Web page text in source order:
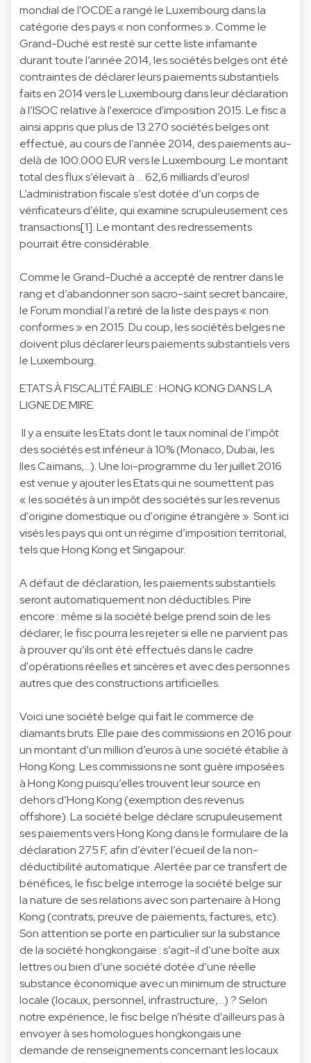
mondial de l'OCDE a rangé le Luxembourg dans la
catégorie des pays « non conformes ». Comme le
Grand-Duché est resté sur cette liste infamante
durant toute l’année 2014, les sociétés belges ont été
contraintes de déclarer leurs paiements substantiels
faits en 2014 vers le Luxembourg dans leur déclaration
à l’ISOC relative à l'exercice d'imposition 2015. Le fisc a
ainsi appris que plus de 13.270 sociétés belges ont
effectué, au cours de l’année 2014, des paiements au-
delà de 100.000 EUR vers le Luxembourg. Le montant
total des flux s’élevait à … 62,6 milliards d’euros!
L’administration fiscale s’est dotée d’un corps de
vérificateurs d’élite, qui examine scrupuleusement ces
transactions[1]. Le montant des redressements
pourrait être considérable.
Comme le Grand-Duché a accepté de rentrer dans le
rang et d’abandonner son sacro-saint secret bancaire,
le Forum mondial l’a retiré de la liste des pays « non
conformes » en 2015. Du coup, les sociétés belges ne
doivent plus déclarer leurs paiements substantiels vers
le Luxembourg.
ETATS À FISCALITÉ FAIBLE : HONG KONG DANS LA
LIGNE DE MIRE
Il y a ensuite les Etats dont le taux nominal de l’impôt
des sociétés est inférieur à 10% (Monaco, Dubai, les
Iles Caïmans,…). Une loi-programme du 1er juillet 2016
est venue y ajouter les Etats qui ne soumettent pas
« les sociétés à un impôt des sociétés sur les revenus
d'origine domestique ou d'origine étrangère ». Sont ici
visés les pays qui ont un régime d’imposition territorial,
tels que Hong Kong et Singapour.
A défaut de déclaration, les paiements substantiels
seront automatiquement non déductibles. Pire
encore : même si la société belge prend soin de les
déclarer, le fisc pourra les rejeter si elle ne parvient pas
à prouver qu’ils ont été effectués dans le cadre
d'opérations réelles et sincères et avec des personnes
autres que des constructions artificielles.
Voici une société belge qui fait le commerce de
diamants bruts. Elle paie des commissions en 2016 pour
un montant d’un million d’euros à une société établie à
Hong Kong. Les commissions ne sont guère imposées
à Hong Kong puisqu’elles trouvent leur source en
dehors d’Hong Kong (exemption des revenus
offshore). La société belge déclare scrupuleusement
ses paiements vers Hong Kong dans le formulaire de la
déclaration 275 F, afin d’éviter l’écueil de la non-
déductibilité automatique. Alertée par ce transfert de
bénéfices, le fisc belge interroge la société belge sur
la nature de ses relations avec son partenaire à Hong
Kong (contrats, preuve de paiements, factures, etc).
Son attention se porte en particulier sur la substance
de la société hongkongaise : s’agit-il d’une boîte aux
lettres ou bien d’une société dotée d’une réelle
substance économique avec un minimum de structure
locale (locaux, personnel, infrastructure,…) ? Selon
notre expérience, le fisc belge n’hésite d’ailleurs pas à
envoyer à ses homologues hongkongais une
demande de renseignements concernant les locaux